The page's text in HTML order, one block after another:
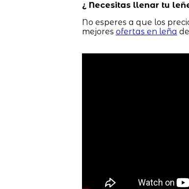
¿ Necesitas llenar tu
No esperes a que los
mejores ofertas en leña